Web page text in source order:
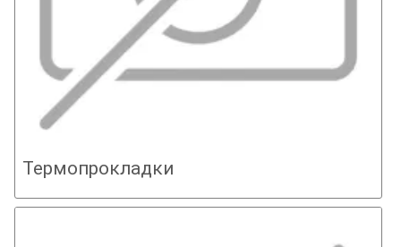
Термопрокладки